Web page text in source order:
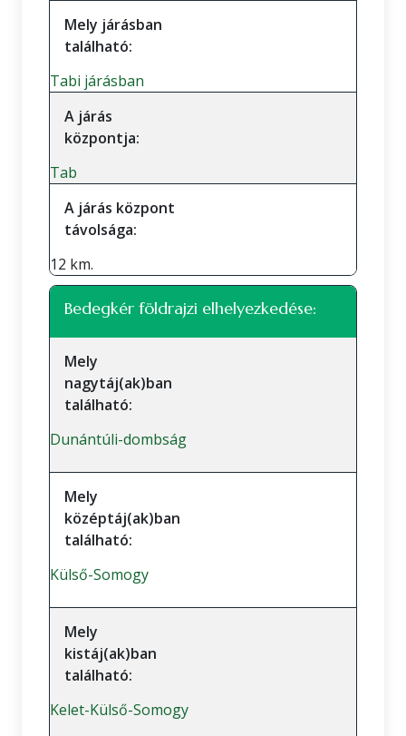
Mely járásban
található:
Tabi járásban
A járás
központja:
Tab
A járás központ
távolsága:
12 km.
Bedegkér földrajzi elhelyezkedése:
Mely
nagytáj(ak)ban
található:
Dunántúli-dombság
Mely
középtáj(ak)ban
található:
Külső-Somogy
Mely
kistáj(ak)ban
található:
Kelet-Külső-Somogy